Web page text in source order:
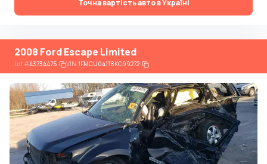
Точна вартість авто в Україні
2008 Ford Escape Limited
Lot#43734475 VIN:1FMCU04118KC99272